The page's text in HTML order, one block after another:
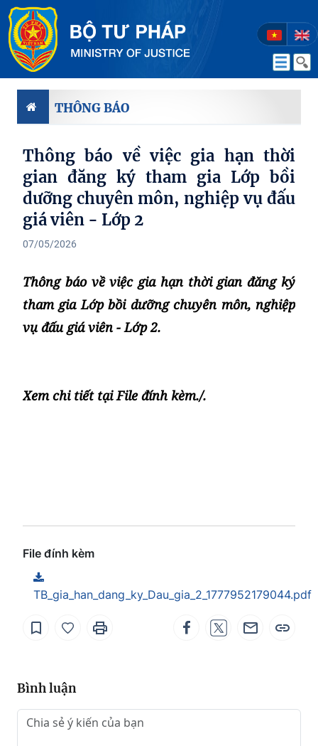
THÔNG BÁO
Thông báo về việc gia hạn thời
gian đăng ký tham gia Lớp bồi
dưỡng chuyên môn, nghiệp vụ đấu
giá viên - Lớp 2
07/05/2026
Thông báo về việc gia hạn thời gian đăng ký
tham gia Lớp bồi dưỡng chuyên môn, nghiệp
vụ đấu giá viên - Lớp 2.
Xem chi tiết tại File đính kèm./.
File đính kèm
TB_gia_han_dang_ky_Dau_gia_2_1777952179044.pdf
Bình luận